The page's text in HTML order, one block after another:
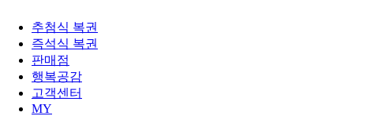
추첨식 복권
즉석식 복권
판매점
행복공감
고객센터
MY